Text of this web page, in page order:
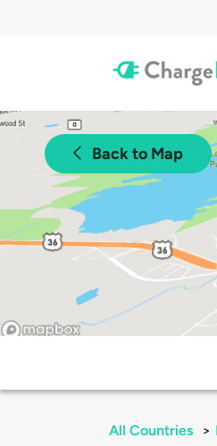
Back to Map
All Countries >